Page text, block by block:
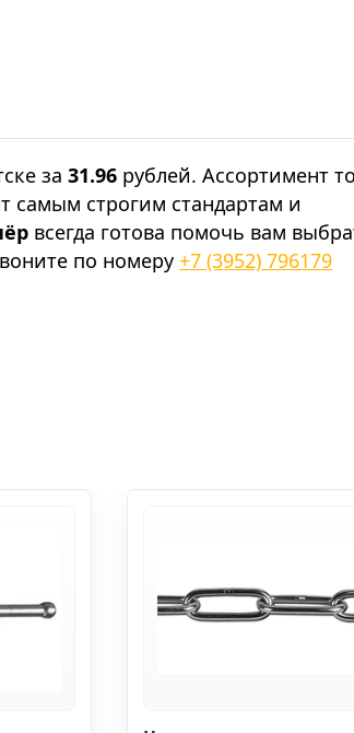
за 31.96 рублей. Ассортимент
самым строгим стандартам и
всегда готова помочь вам
по номеру +7 (3952) 796179